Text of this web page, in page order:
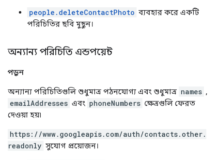
people.deleteContactPhoto ব্যবহার করে একটি
পরিচিতির ছবি মুছুন।
অন্যান্য পরিচিতি এন্ডপয়েন্ট
পড়ুন
অন্যান্য পরিচিতিগুলি শুধুমাত্র পঠনযোগ্য এবং শুধুমাত্র names ,
emailAddresses এবং phoneNumbers ক্ষেত্রগুলি ফেরত
দেওয়া হয়৷
https://www.googleapis.com/auth/contacts.other.
readonly সুযোগ প্রয়োজন।